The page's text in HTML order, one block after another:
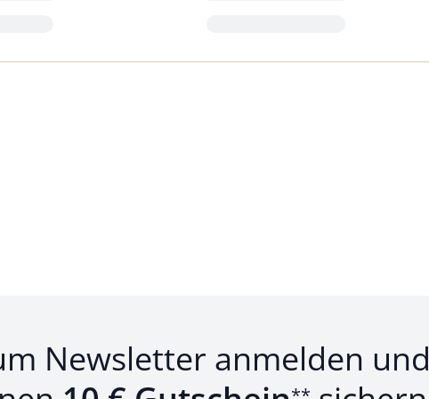
Newsletter anmelden und